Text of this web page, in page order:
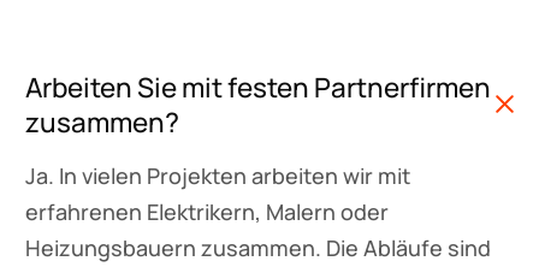
Arbeiten Sie mit festen Partnerfirmen
zusammen?
Ja. In vielen Projekten arbeiten wir mit
erfahrenen Elektrikern, Malern oder
Heizungsbauern zusammen. Die Abläufe sind